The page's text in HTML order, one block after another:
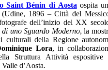
Saint Bénin di Aosta ospita
(Udine, 1896 – Città del
dell’inizio del XX
uno Sguardo Moderno, la
culturali della Regione
Lora, in
Struttura Attività espositive
d’Aosta.